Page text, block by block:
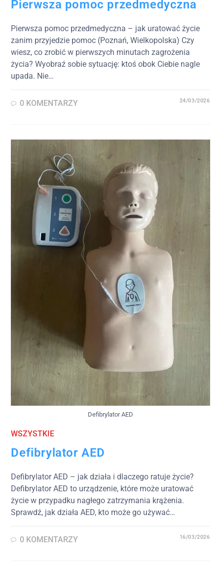
Pierwsza pomoc przedmedyczna
Pierwsza pomoc przedmedyczna – jak uratować życie
zanim przyjedzie pomoc (Poznań, Wielkopolska) Czy
wiesz, co zrobić w pierwszych minutach zagrożenia
życia? Wyobraź sobie sytuację: ktoś obok Ciebie nagle
upada. Nie…
0 KOMENTARZY 24/03/2026
Defibrylator AED
WSZYSTKIE
Defibrylator AED
Defibrylator AED – jak działa i dlaczego ratuje życie?
Defibrylator AED to urządzenie, które może uratować
życie w przypadku nagłego zatrzymania krążenia.
Sprawdź, jak działa AED, kto może go używać…
0 KOMENTARZY 16/03/2026